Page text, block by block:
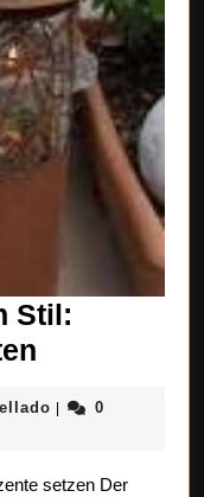
Stil:
imelsotanosellado
0
setzen Der